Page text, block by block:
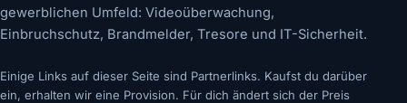
gewerblichen Umfeld: Videoüberwachung,
Einbruchschutz, Brandmelder, Tresore und IT-Sicherheit.
Einige Links auf dieser Seite sind Partnerlinks. Kaufst du darüber
ein, erhalten wir eine Provision. Für dich ändert sich der Preis